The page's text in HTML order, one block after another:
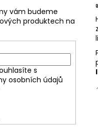
vám budeme
produktech na
s
osobních údajů